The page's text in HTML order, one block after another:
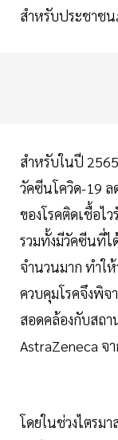
สำหรับประชาช
สำหรับในปี
วัคซีนโควิด-19
ของโรคติดเชื้อไ
รวมทั้งมีวัคซีนที่ไ
จำนวนมาก ทำใ
ควบคุมโรคจึงพิ
สอดคล้องกับสถ
AstraZeneca จ
โดยในช่วงไตรม